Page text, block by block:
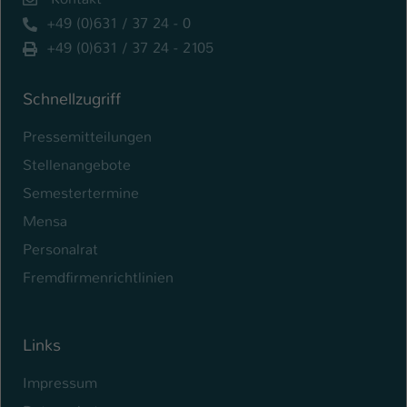
+49 (0)631 / 37 24 - 0
+49 (0)631 / 37 24 - 2105
Schnellzugriff
Pressemitteilungen
Stellenangebote
Semestertermine
Mensa
Personalrat
Fremdfirmenrichtlinien
Links
Impressum
Name be_typo_user
Laufzeit
Dieser Cookie teilt der Webseite mit, ob
ein Besucher im Typo3-Backend
angemeldet ist und Rechte besitzt diese